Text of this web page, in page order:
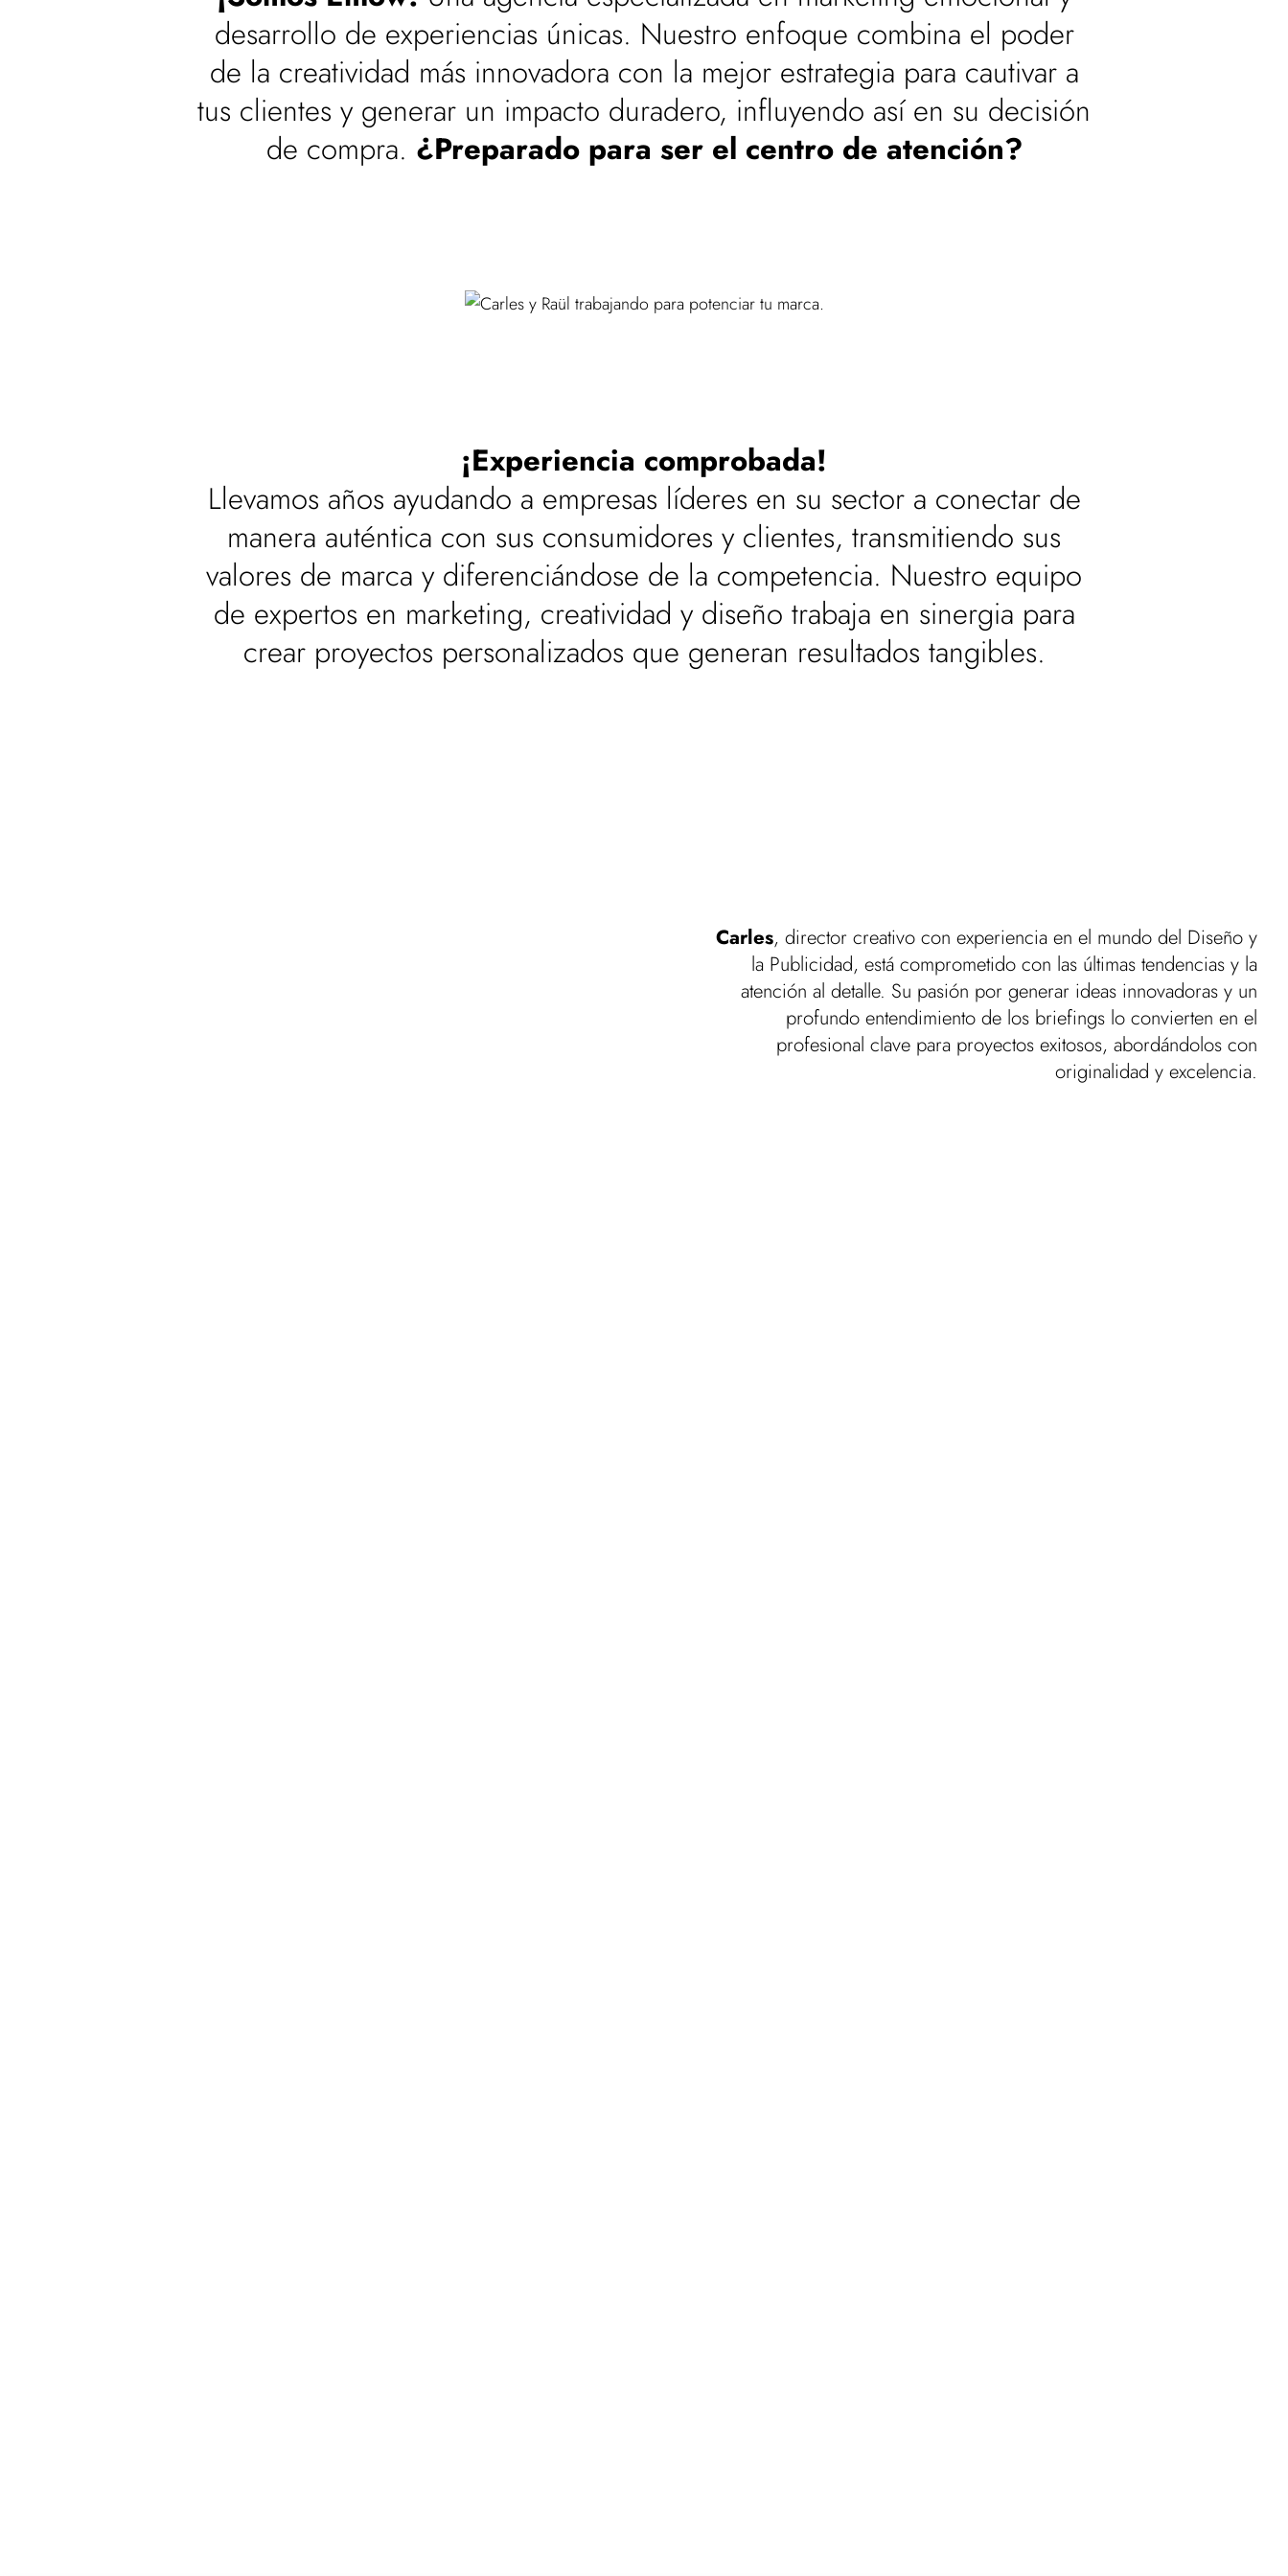
desarrollo de experiencias únicas. Nuestro enfoque combina el poder
de la creatividad más innovadora con la mejor estrategia para cautivar a
tus clientes y generar un impacto duradero, influyendo así en su decisión
de compra. ¿Preparado para ser el centro de atención?
¡Experiencia comprobada!
Llevamos años ayudando a empresas líderes en su sector a conectar de
manera auténtica con sus consumidores y clientes, transmitiendo sus
valores de marca y diferenciándose de la competencia. Nuestro equipo
de expertos en marketing, creatividad y diseño trabaja en sinergia para
crear proyectos personalizados que generan resultados tangibles.
Carles, director creativo con experiencia en el mundo del Diseño y
la Publicidad, está comprometido con las últimas tendencias y la
atención al detalle. Su pasión por generar ideas innovadoras y un
profundo entendimiento de los briefings lo convierten en el
profesional clave para proyectos exitosos, abordándolos con
originalidad y excelencia.